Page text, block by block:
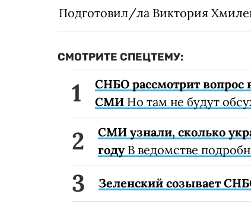
Подготовил/ла Виктория
СМОТРИТЕ СПЕЦТЕМУ:
СНБО рассмотрит
СМИ Но там не будут
СМИ узнали, сколько
году В ведомстве
Зеленский созывает